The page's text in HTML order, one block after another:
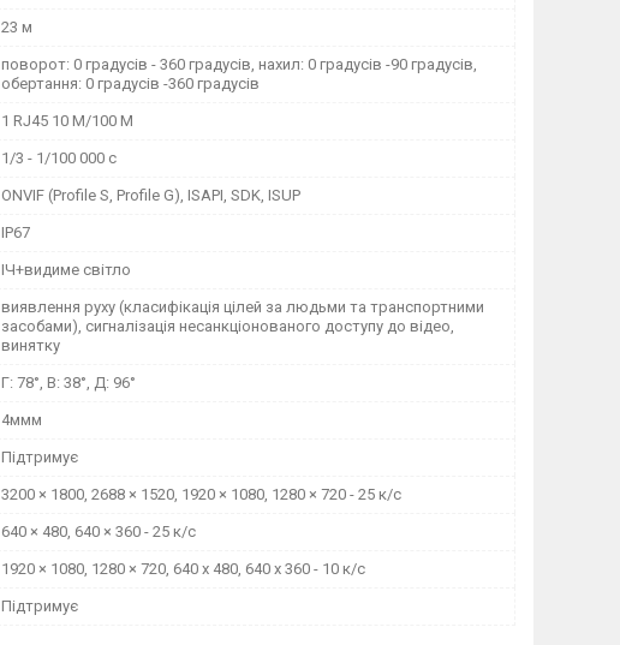
23 м
поворот: 0 градусів - 360 градусів, нахил: 0 градусів -90 градусів,
обертання: 0 градусів -360 градусів
1 RJ45 10 M/100 M
1/3 - 1/100 000 с
ONVIF (Profile S, Profile G), ISAPI, SDK, ISUP
IP67
ІЧ+видиме світло
виявлення руху (класифікація цілей за людьми та транспортними
засобами), сигналізація несанкціонованого доступу до відео,
винятку
Г: 78°, В: 38°, Д: 96°
4ммм
Підтримує
3200 × 1800, 2688 × 1520, 1920 × 1080, 1280 × 720 - 25 к/с
640 × 480, 640 × 360 - 25 к/с
1920 × 1080, 1280 × 720, 640 x 480, 640 x 360 - 10 к/с
Підтримує